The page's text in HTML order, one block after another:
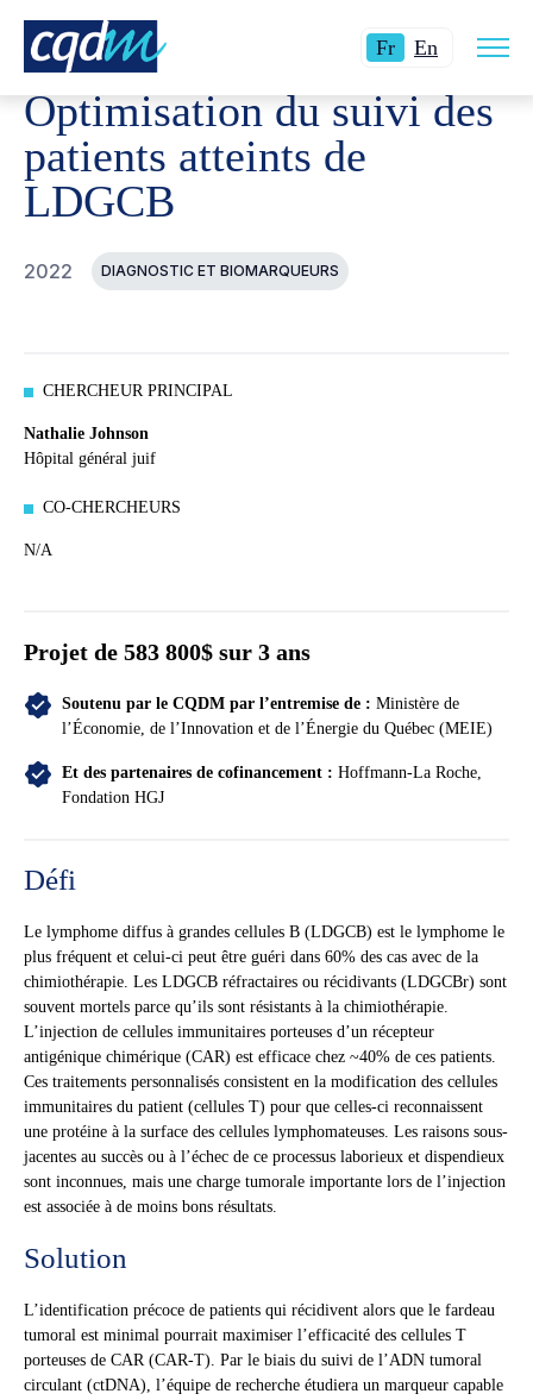
FrLangue
:
Français.
En Switch
to
English.
la
site
CQDM RÉALISATIONS PROJETS FINANCÉS
Optimisation du suivi des
patients atteints de
LDGCB
2022 DIAGNOSTIC ET BIOMARQUEURS
CHERCHEUR PRINCIPAL
Nathalie Johnson
Hôpital général juif
CO-CHERCHEURS
N/A
Projet de 583 800$ sur 3 ans
Soutenu par le CQDM par l’entremise de : Ministère de
l’Économie, de l’Innovation et de l’Énergie du Québec (MEIE)
Et des partenaires de cofinancement : Hoffmann-La Roche,
Fondation HGJ
Défi
Le lymphome diffus à grandes cellules B (LDGCB) est le lymphome le
plus fréquent et celui-ci peut être guéri dans 60% des cas avec de la
chimiothérapie. Les LDGCB réfractaires ou récidivants (LDGCBr) sont
souvent mortels parce qu’ils sont résistants à la chimiothérapie.
L’injection de cellules immunitaires porteuses d’un récepteur
antigénique chimérique (CAR) est efficace chez ~40% de ces patients.
Ces traitements personnalisés consistent en la modification des cellules
immunitaires du patient (cellules T) pour que celles-ci reconnaissent
une protéine à la surface des cellules lymphomateuses. Les raisons sous-
jacentes au succès ou à l’échec de ce processus laborieux et dispendieux
sont inconnues, mais une charge tumorale importante lors de l’injection
est associée à de moins bons résultats.
Solution
L’identification précoce de patients qui récidivent alors que le fardeau
tumoral est minimal pourrait maximiser l’efficacité des cellules T
porteuses de CAR (CAR-T). Par le biais du suivi de l’ADN tumoral
circulant (ctDNA), l’équipe de recherche étudiera un marqueur capable